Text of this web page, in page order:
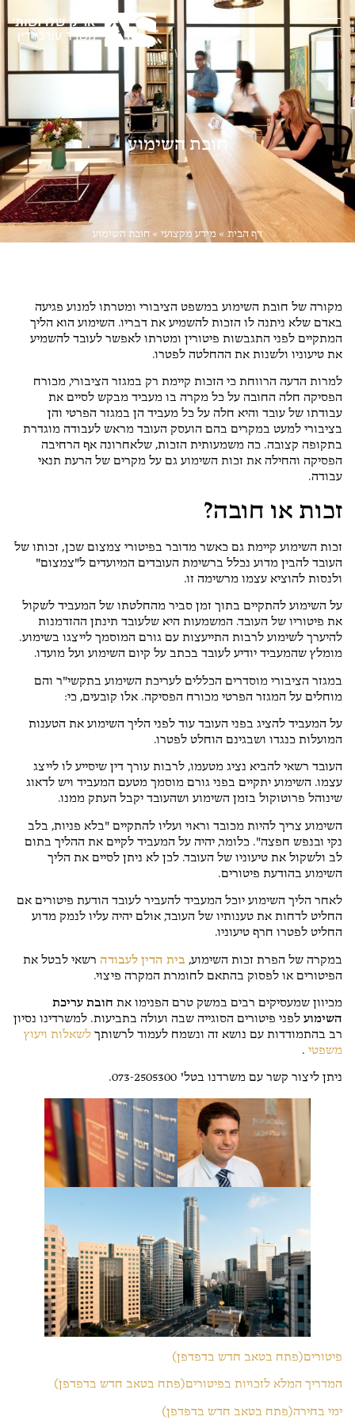
חובת השימוע
דף הבית » מידע מקצועי » חובת השימוע
מקורה של חובת השימוע במשפט הציבורי ומטרתו למנוע פגיעה
באדם שלא ניתנה לו הזכות להשמיע את דבריו. השימוע הוא הליך
המתקיים לפני התגבשות פיטורין ומטרתו לאפשר לעובד להשמיע
את טיעוניו ולשנות את ההחלטה לפטרו.
למרות הדעה הרווחת כי הזכות קיימת רק במגזר הציבורי, מכורח
הפסיקה חלה החובה על כל מקרה בו מעביד מבקש לסיים את
עבודתו של עובד והיא חלה על כל מעביד הן במגזר הפרטי והן
בציבורי למעט במקרים בהם הועסק העובד מראש לעבודה מוגדרת
בתקופה קצובה. כה משמעותית הזכות, שלאחרונה אף הרחיבה
הפסיקה והחילה את זכות השימוע גם על מקרים של הרעת תנאי
עבודה.
זכות או חובה?
זכות השימוע קיימת גם כאשר מדובר בפיטורי צמצום שכן, זכותו של
העובד להבין מדוע נכלל ברשימת העובדים המיועדים ל"צמצום"
ולנסות להוציא עצמו מרשימה זו.
על השימוע להתקיים בתוך זמן סביר מהחלטתו של המעביד לשקול
את פיטוריו של העובד. המשמעות היא שלעובד תינתן ההזדמנות
להיערך לשימוע לרבות התייעצות עם גורם המוסמך לייצגו בשימוע.
מומלץ שהמעביד יודיע לעובד בכתב על קיום השימוע ועל מועדו.
במגזר הציבורי מוסדרים הכללים לעריכת השימוע בתקשי"ר והם
מוחלים על המגזר הפרטי מכורח הפסיקה. אלו קובעים, כי:
על המעביד להציג בפני העובד עוד לפני הליך השימוע את הטענות
המועלות כנגדו ושבגינם הוחלט לפטרו.
העובד רשאי להביא נציג מטעמו, לרבות עורך דין שיסייע לו לייצג
עצמו. השימוע יתקיים בפני גורם מוסמך מטעם המעביד ויש לדאוג
שינוהל פרוטוקול בזמן השימוע ושהעובד יקבל העתק ממנו.
השימוע צריך להיות מכובד וראוי ועליו להתקיים "בלא פניות, בלב
נקי ובנפש חפצה". כלומר, יהיה על המעביד לקיים את ההליך בתום
לב ולשקול את טיעוניו של העובד. לכן לא ניתן לסיים את הליך
השימוע בהודעת פיטורים.
לאחר הליך השימוע יוכל המעביד להעביר לעובד הודעת פיטורים אם
החליט לדחות את טענותיו של העובד, אולם יהיה עליו לנמק מדוע
החליט לפטרו חרף טיעוניו.
במקרה של הפרת זכות השימוע, בית הדין לעבודה רשאי לבטל את
הפיטורים או לפסוק בהתאם לחומרת המקרה פיצוי.
מכיוון שמעסיקים רבים במשק טרם הפנימו את חובת עריכת
השימוע לפני פיטורים הסוגייה שבה ועולה בתביעות. למשרדינו נסיון
רב בהתמודדות עם נושא זה ונשמח לעמוד לרשותך לשאלות ויעוץ
משפטי .
ניתן ליצור קשר עם משרדנו בטל' 073-2505300.
פיטורים(פתח בטאב חדש בדפדפן)
המדריך המלא לזכויות בפיטורים(פתח בטאב חדש בדפדפן)
ימי בחירה(פתח בטאב חדש בדפדפן)